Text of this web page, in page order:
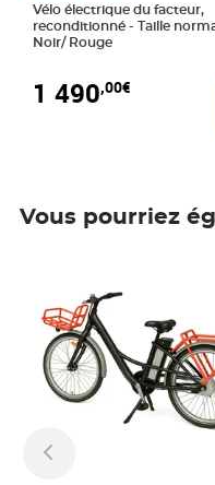
Vélo électrique du facteur,
reconditionné - Taille normale -
Noir/ Rouge
1 490,00€
Vous pourriez